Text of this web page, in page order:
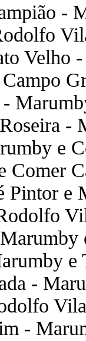
-
Velho
-
e
Comer
Pintor e
e
-
-